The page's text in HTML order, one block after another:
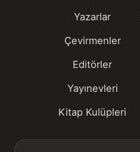
Yazarlar
Çevirmenler
Editörler
Yayınevleri
Kitap Kulüpleri